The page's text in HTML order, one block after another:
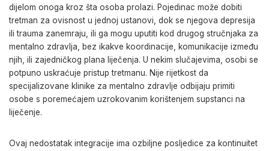
dijelom onoga kroz šta osoba prolazi. Pojedinac može dobiti
tretman za ovisnost u jednoj ustanovi, dok se njegova depresija
ili trauma zanemraju, ili ga mogu uputiti kod drugog stručnjaka za
mentalno zdravlja, bez ikakve koordinacije, komunikacije između
njih, ili zajedničkog plana liječenja. U nekim slučajevima, osobi se
potpuno uskraćuje pristup tretmanu. Nije rijetkost da
specijalizovane klinike za mentalno zdravlje odbijaju primiti
osobe s poremećajem uzrokovanim korištenjem supstanci na
liječenje.
Ovaj nedostatak integracije ima ozbiljne posljedice za kontinuitet